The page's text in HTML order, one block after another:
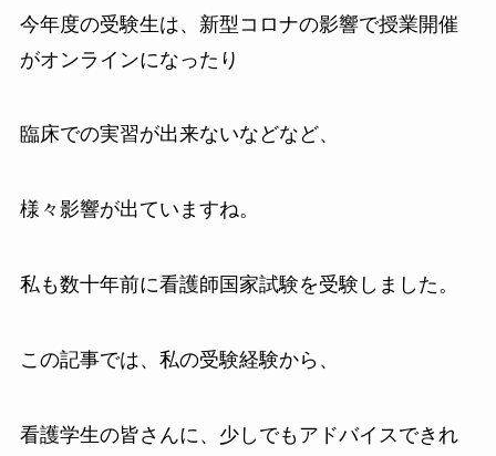
今年度の受験生は、新型コロナの影響で授業開催
がオンラインになったり
臨床での実習が出来ないなどなど、
様々影響が出ていますね。
私も数十年前に看護師国家試験を受験しました。
この記事では、私の受験経験から、
看護学生の皆さんに、少しでもアドバイスできれ